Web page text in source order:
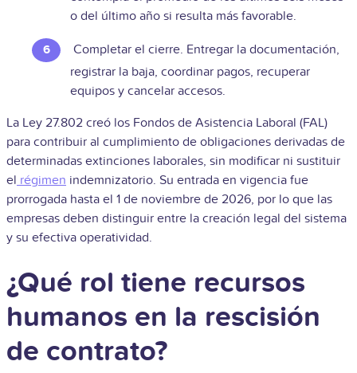
o del último año si resulta más favorable.
Completar el cierre. Entregar la documentación,
registrar la baja, coordinar pagos, recuperar
equipos y cancelar accesos.
La Ley 27.802 creó los Fondos de Asistencia Laboral (FAL)
para contribuir al cumplimiento de obligaciones derivadas de
determinadas extinciones laborales, sin modificar ni sustituir
el régimen indemnizatorio. Su entrada en vigencia fue
prorrogada hasta el 1 de noviembre de 2026, por lo que las
empresas deben distinguir entre la creación legal del sistema
y su efectiva operatividad.
¿Qué rol tiene recursos
humanos en la rescisión
de contrato?